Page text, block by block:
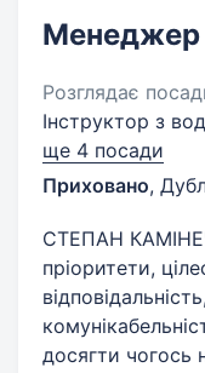
Менеджер
Розглядає
Інструктор з
ще 4 посади
Приховано,
СТЕПАН
пріоритети,
досягти чогось